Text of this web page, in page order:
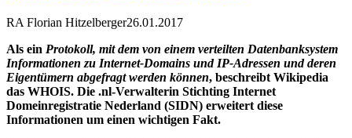
RA Florian Hitzelberger26.01.2017
Als ein Protokoll, mit dem von einem verteilten Datenbanksystem
Informationen zu Internet-Domains und IP-Adressen und deren
Eigentümern abgefragt werden können, beschreibt Wikipedia
das WHOIS. Die .nl-Verwalterin Stichting Internet
Domeinregistratie Nederland (SIDN) erweitert diese
Informationen um einen wichtigen Fakt.